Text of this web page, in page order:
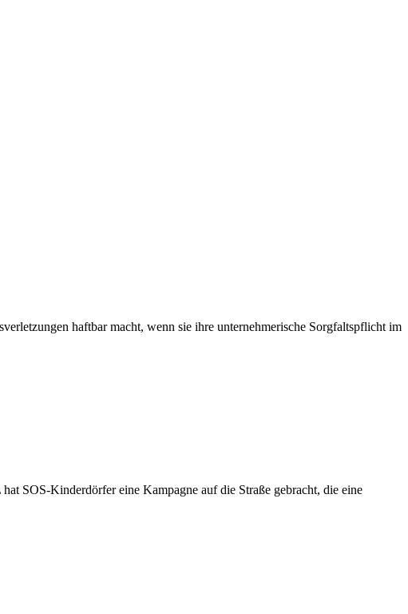
haftbar macht, wenn sie ihre unternehmerische Sorgfaltspflicht im
SOS-Kinderdörfer eine Kampagne auf die Straße gebracht, die eine